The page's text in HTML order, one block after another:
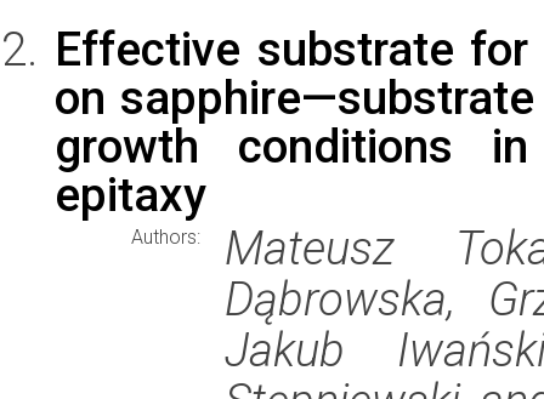
Effective substrate
on
growth conditions
epitaxy
Authors:
Mateusz
Dąbrowska,
Jakub